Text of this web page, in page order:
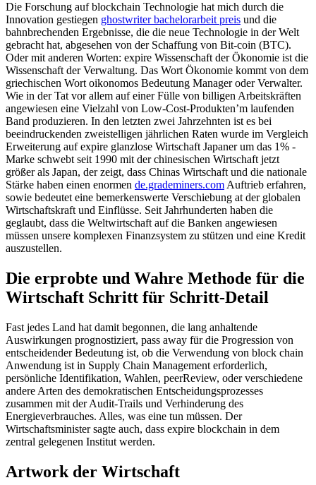
Die Forschung auf blockchain Technologie hat mich durch die
Innovation gestiegen ghostwriter bachelorarbeit preis und die
bahnbrechenden Ergebnisse, die die neue Technologie in der Welt
gebracht hat, abgesehen von der Schaffung von Bit-coin (BTC).
Oder mit anderen Worten: expire Wissenschaft der Ökonomie ist die
Wissenschaft der Verwaltung. Das Wort Ökonomie kommt von dem
griechischen Wort oikonomos Bedeutung Manager oder Verwalter.
Wie in der Tat vor allem auf einer Fülle von billigen Arbeitskräften
angewiesen eine Vielzahl von Low-Cost-Produkten’m laufenden
Band produzieren. In den letzten zwei Jahrzehnten ist es bei
beeindruckenden zweistelligen jährlichen Raten wurde im Vergleich
Erweiterung auf expire glanzlose Wirtschaft Japaner um das 1% -
Marke schwebt seit 1990 mit der chinesischen Wirtschaft jetzt
größer als Japan, der zeigt, dass Chinas Wirtschaft und die nationale
Stärke haben einen enormen de.grademiners.com Auftrieb erfahren,
sowie bedeutet eine bemerkenswerte Verschiebung at der globalen
Wirtschaftskraft und Einflüsse. Seit Jahrhunderten haben die
geglaubt, dass die Weltwirtschaft auf die Banken angewiesen
müssen unsere komplexen Finanzsystem zu stützen und eine Kredit
auszustellen.
Die erprobte und Wahre Methode für die
Wirtschaft Schritt für Schritt-Detail
Fast jedes Land hat damit begonnen, die lang anhaltende
Auswirkungen prognostiziert, pass away für die Progression von
entscheidender Bedeutung ist, ob die Verwendung von block chain
Anwendung ist in Supply Chain Management erforderlich,
persönliche Identifikation, Wahlen, peerReview, oder verschiedene
andere Arten des demokratischen Entscheidungsprozesses
zusammen mit der Audit-Trails und Verhinderung des
Energieverbrauches. Alles, was eine tun müssen. Der
Wirtschaftsminister sagte auch, dass expire blockchain in dem
zentral gelegenen Institut werden.
Artwork der Wirtschaft